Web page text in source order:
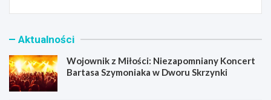
Aktualności
Wojownik z Miłości: Niezapomniany Koncert
Bartasa Szymoniaka w Dworu Skrzynki